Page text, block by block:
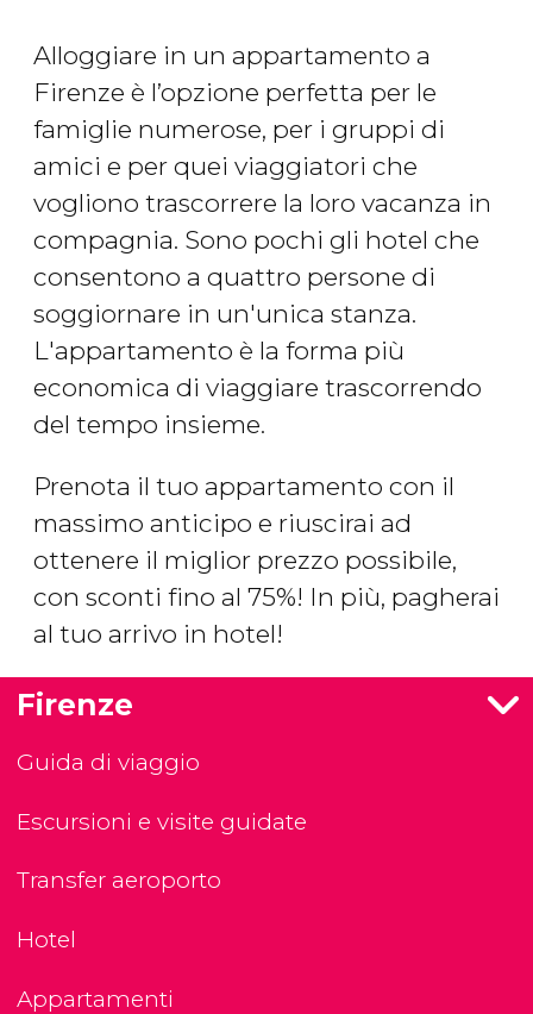
Alloggiare in un appartamento a
Firenze è l’opzione perfetta per le
famiglie numerose, per i gruppi di
amici e per quei viaggiatori che
vogliono trascorrere la loro vacanza in
compagnia. Sono pochi gli hotel che
consentono a quattro persone di
soggiornare in un'unica stanza.
L'appartamento è la forma più
economica di viaggiare trascorrendo
del tempo insieme.
Prenota il tuo appartamento con il
massimo anticipo e riuscirai ad
ottenere il miglior prezzo possibile,
con sconti fino al 75%! In più, pagherai
al tuo arrivo in hotel!
Firenze
Guida di viaggio
Escursioni e visite guidate
Transfer aeroporto
Hotel
Appartamenti